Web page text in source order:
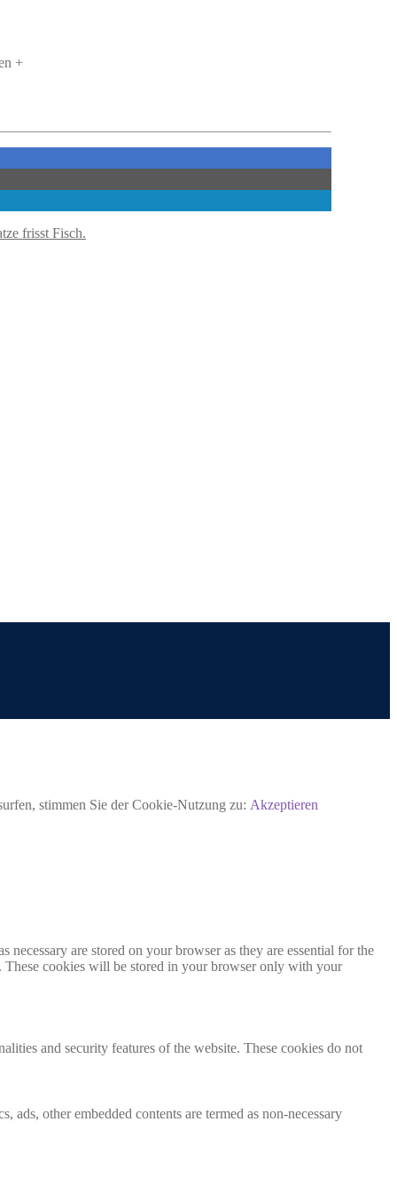
+
frisst Fisch.
stimmen Sie der Cookie-Nutzung zu: Akzeptieren
are stored on your browser as they are essential for the
These cookies will be stored in your browser only with your
and security features of the website. These cookies do not
other embedded contents are termed as non-necessary